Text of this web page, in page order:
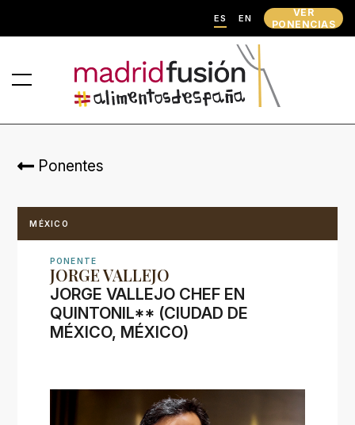
ES EN
VER
PONENCIAS
Ponentes
MÉXICO
PONENTE
JORGE VALLEJO
JORGE VALLEJO CHEF EN
QUINTONIL** (CIUDAD DE
MÉXICO, MÉXICO)